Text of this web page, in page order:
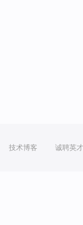
技术博客 诚聘英才